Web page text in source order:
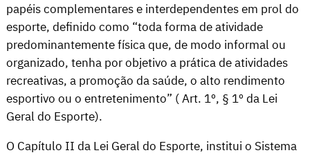
papéis complementares e interdependentes em prol do
esporte, definido como “toda forma de atividade
predominantemente física que, de modo informal ou
organizado, tenha por objetivo a prática de atividades
recreativas, a promoção da saúde, o alto rendimento
esportivo ou o entretenimento” ( Art. 1º, § 1º da Lei
Geral do Esporte).
O Capítulo II da Lei Geral do Esporte, institui o Sistema